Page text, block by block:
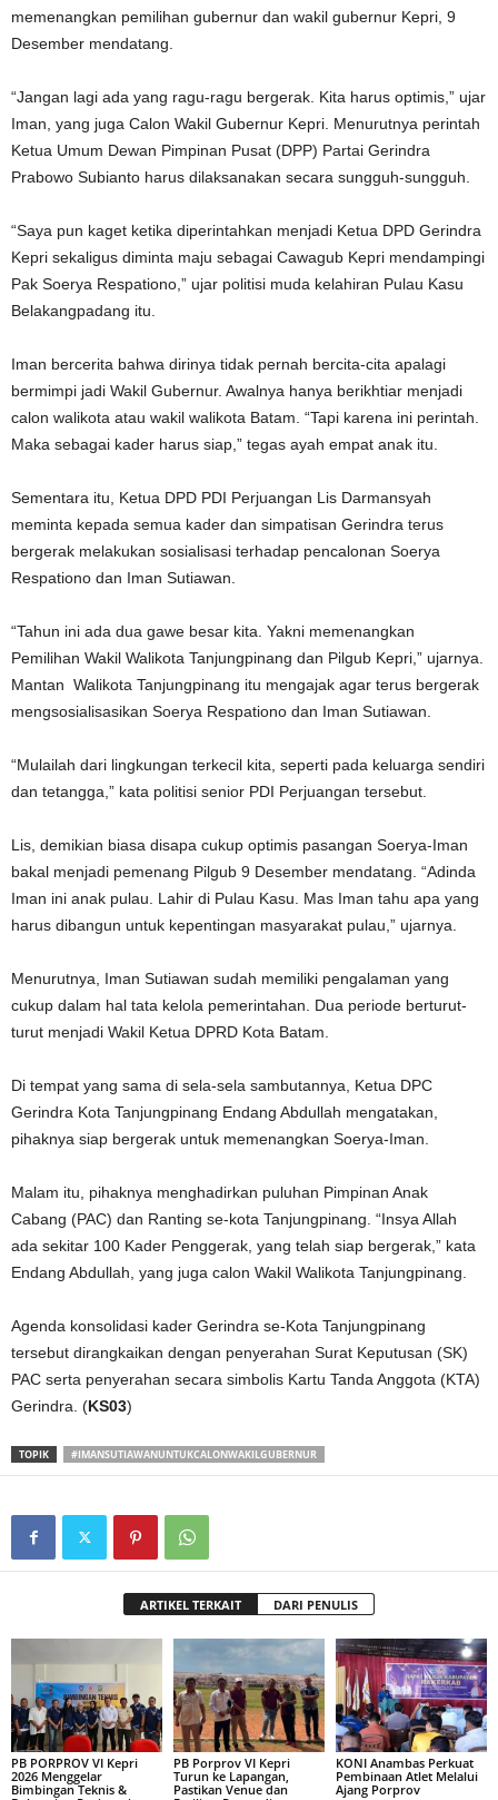
memenangkan pemilihan gubernur dan wakil gubernur Kepri, 9
Desember mendatang.
“Jangan lagi ada yang ragu-ragu bergerak. Kita harus optimis,” ujar
Iman, yang juga Calon Wakil Gubernur Kepri. Menurutnya perintah
Ketua Umum Dewan Pimpinan Pusat (DPP) Partai Gerindra
Prabowo Subianto harus dilaksanakan secara sungguh-sungguh.
“Saya pun kaget ketika diperintahkan menjadi Ketua DPD Gerindra
Kepri sekaligus diminta maju sebagai Cawagub Kepri mendampingi
Pak Soerya Respationo,” ujar politisi muda kelahiran Pulau Kasu
Belakangpadang itu.
Iman bercerita bahwa dirinya tidak pernah bercita-cita apalagi
bermimpi jadi Wakil Gubernur. Awalnya hanya berikhtiar menjadi
calon walikota atau wakil walikota Batam. “Tapi karena ini perintah.
Maka sebagai kader harus siap,” tegas ayah empat anak itu.
Sementara itu, Ketua DPD PDI Perjuangan Lis Darmansyah
meminta kepada semua kader dan simpatisan Gerindra terus
bergerak melakukan sosialisasi terhadap pencalonan Soerya
Respationo dan Iman Sutiawan.
“Tahun ini ada dua gawe besar kita. Yakni memenangkan
Pemilihan Wakil Walikota Tanjungpinang dan Pilgub Kepri,” ujarnya.
Mantan Walikota Tanjungpinang itu mengajak agar terus bergerak
mengsosialisasikan Soerya Respationo dan Iman Sutiawan.
“Mulailah dari lingkungan terkecil kita, seperti pada keluarga sendiri
dan tetangga,” kata politisi senior PDI Perjuangan tersebut.
Lis, demikian biasa disapa cukup optimis pasangan Soerya-Iman
bakal menjadi pemenang Pilgub 9 Desember mendatang. “Adinda
Iman ini anak pulau. Lahir di Pulau Kasu. Mas Iman tahu apa yang
harus dibangun untuk kepentingan masyarakat pulau,” ujarnya.
Menurutnya, Iman Sutiawan sudah memiliki pengalaman yang
cukup dalam hal tata kelola pemerintahan. Dua periode berturut-
turut menjadi Wakil Ketua DPRD Kota Batam.
Di tempat yang sama di sela-sela sambutannya, Ketua DPC
Gerindra Kota Tanjungpinang Endang Abdullah mengatakan,
pihaknya siap bergerak untuk memenangkan Soerya-Iman.
Malam itu, pihaknya menghadirkan puluhan Pimpinan Anak
Cabang (PAC) dan Ranting se-kota Tanjungpinang. “Insya Allah
ada sekitar 100 Kader Penggerak, yang telah siap bergerak,” kata
Endang Abdullah, yang juga calon Wakil Walikota Tanjungpinang.
Agenda konsolidasi kader Gerindra se-Kota Tanjungpinang
tersebut dirangkaikan dengan penyerahan Surat Keputusan (SK)
PAC serta penyerahan secara simbolis Kartu Tanda Anggota (KTA)
Gerindra. (KS03)
TOPIK #IMANSUTIAWANUNTUKCALONWAKILGUBERNUR
ARTIKEL TERKAIT DARI PENULIS
PB PORPROV VI Kepri
2026 Menggelar
Bimbingan Teknis &
PB Porprov VI Kepri
Turun ke Lapangan,
Pastikan Venue dan
KONI Anambas Perkuat
Pembinaan Atlet Melalui
Ajang Porprov